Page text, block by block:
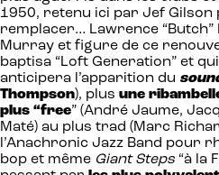
1950, retenu ici par Jef Gilson
remplacer… Lawrence
Murray et figure de ce
baptisa “Loft Generation” et
anticipera l’apparition du
Thompson), plus une
plus “free” (André Jaume,
Maté) au plus trad (Marc
l’Anachronic Jazz Band pour
bop et même Giant Steps “à la